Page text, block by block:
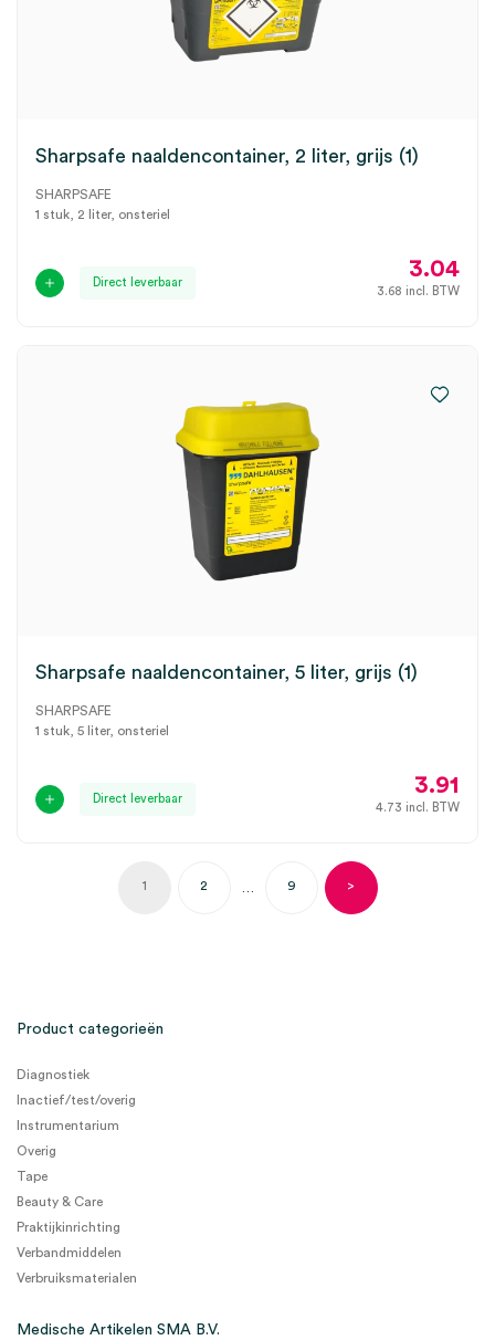
Sharpsafe naaldencontainer, 2 liter, grijs (1)
SHARPSAFE
1 stuk, 2 liter, onsteriel
Direct leverbaar
3.04
3.68 incl. BTW
Sharpsafe naaldencontainer, 5 liter, grijs (1)
SHARPSAFE
1 stuk, 5 liter, onsteriel
Direct leverbaar
3.91
4.73 incl. BTW
1 2 9 >
Product categorieën
Diagnostiek
Inactief/test/overig
Instrumentarium
Overig
Tape
Beauty & Care
Praktijkinrichting
Verbandmiddelen
Verbruiksmaterialen
Medische Artikelen SMA B.V.